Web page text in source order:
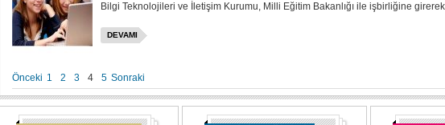
Bilgi Teknolojileri ve İletişim Kurumu, Milli Eğitim Bakanlığı ile işbirliğine
DEVAMI
Önceki 1 2 3 4 5 Sonraki